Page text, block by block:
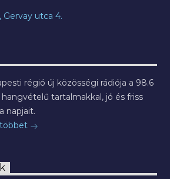
Gervay utca 4.
régió új közösségi rádiója a 98.6
tartalmakkal, jó és friss
napjait.